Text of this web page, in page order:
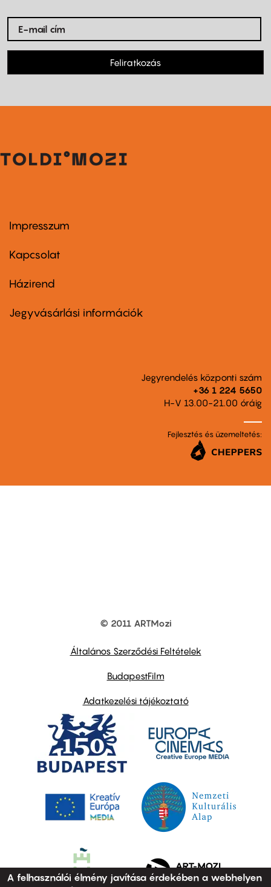
Feliratkozás
Footer
first
Impresszum
Kapcsolat
Footer
second
Házirend
Jegyvásárlási információk
Jegyrendelés központi szám
+36 1 224 5650
H-V 13.00-21.00 óráig
Fejlesztés és üzemeltetés:
© 2011 ARTMozi
Általános Szerződési Feltételek
BudapestFilm
Adatkezelési tájékoztató
A felhasználói élmény javítása érdekében a webhelyen